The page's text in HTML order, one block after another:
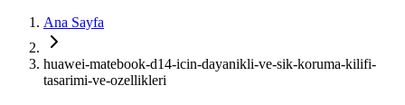
Ana Sayfa
huawei-matebook-d14-icin-dayanikli-ve-sik-koruma-kilifi-
tasarimi-ve-ozellikleri